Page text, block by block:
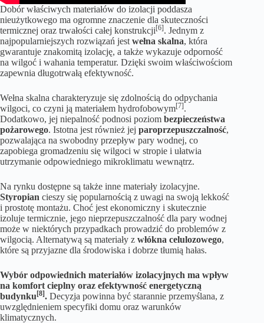
Dobór właściwych materiałów do izolacji poddasza
nieużytkowego ma ogromne znaczenie dla skuteczności
termicznej oraz trwałości całej konstrukcji[6]. Jednym z
najpopularniejszych rozwiązań jest wełna skalna, która
gwarantuje znakomitą izolację, a także wykazuje odporność
na wilgoć i wahania temperatur. Dzięki swoim właściwościom
zapewnia długotrwałą efektywność.
Wełna skalna charakteryzuje się zdolnością do odpychania
wilgoci, co czyni ją materiałem hydrofobowym[7].
Dodatkowo, jej niepalność podnosi poziom bezpieczeństwa
pożarowego. Istotna jest również jej paroprzepuszczalność,
pozwalająca na swobodny przepływ pary wodnej, co
zapobiega gromadzeniu się wilgoci w stropie i ułatwia
utrzymanie odpowiedniego mikroklimatu wewnątrz.
Na rynku dostępne są także inne materiały izolacyjne.
Styropian cieszy się popularnością z uwagi na swoją lekkość
i prostotę montażu. Choć jest ekonomiczny i skutecznie
izoluje termicznie, jego nieprzepuszczalność dla pary wodnej
może w niektórych przypadkach prowadzić do problemów z
wilgocią. Alternatywą są materiały z włókna celulozowego,
które są przyjazne dla środowiska i dobrze tłumią hałas.
Wybór odpowiednich materiałów izolacyjnych ma wpływ
na komfort cieplny oraz efektywność energetyczną
budynku[8]. Decyzja powinna być starannie przemyślana, z
uwzględnieniem specyfiki domu oraz warunków
klimatycznych.